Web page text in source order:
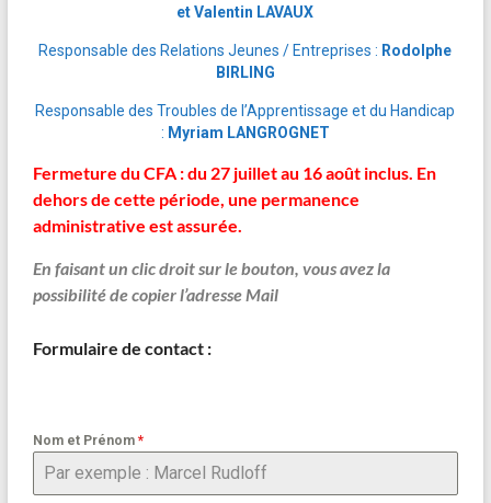
et Valentin LAVAUX
Responsable des Relations Jeunes / Entreprises : Rodolphe
BIRLING
Responsable des Troubles de l’Apprentissage et du Handicap
: Myriam LANGROGNET
Fermeture du CFA : du 27 juillet au 16 août inclus. En
dehors de cette période, une permanence
administrative est assurée.
En faisant un clic droit sur le bouton, vous avez la
possibilité de copier l’adresse Mail
Formulaire de contact :
Nom et Prénom *